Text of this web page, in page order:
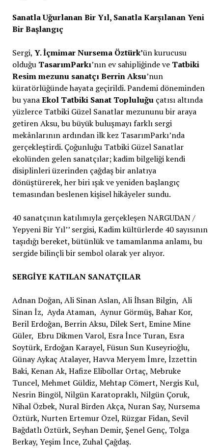
Sanatla Uğurlanan Bir Yıl, Sanatla Karşılanan Yeni
Bir Başlangıç
Sergi, Y. İçmimar Nursema Öztürk’ün kurucusu
olduğu TasarımParkı’nın ev sahipliğinde ve Tatbiki
Resim mezunu sanatçı Berrin Aksu’nun
küratörlüğünde hayata geçirildi. Pandemi döneminden
bu yanaEkol Tatbiki Sanat Topluluğuçatısı altında
yüzlerce Tatbiki Güzel Sanatlar mezununu bir araya
getiren Aksu, bu büyük buluşmayı farklı sergi
mekânlarının ardından ilk kez TasarımParkı’nda
gerçekleştirdi. Çoğunluğu Tatbiki Güzel Sanatlar
ekolünden gelen sanatçılar; kadim bilgeliği kendi
disiplinleri üzerinden çağdaş bir anlatıya
dönüştürerek, her biri ışık ve yeniden başlangıç
temasından beslenen kişisel hikâyeler sundu.
40 sanatçının katılımıyla gerçekleşen NARGUDAN /
Yepyeni Bir Yıl’’ sergisi, Kadim kültürlerde 40 sayısının
taşıdığı bereket, bütünlük ve tamamlanma anlamı, bu
sergide bilinçli bir sembol olarak yer alıyor.
SERGİYE KATILAN SANATÇILAR
Adnan Doğan, Ali Sinan Aslan, Ali İhsan Bilgin, Ali
Sinan İz, Ayda Ataman, Aynur Görmüş, Bahar Kor,
Beril Erdoğan, Berrin Aksu, Dilek Sert, Emine Mine
Güler, Ebru Dikmen Varol, Esra İnce Turan, Esra
Soytürk, Erdoğan Karayel, Füsun Sun Kuseyrioğlu,
Günay Aykaç Atalayer, Havva Meryem İmre, İzzettin
Baki, Kenan Ak, Hafize Elibollar Ortaç, Mebruke
Tuncel, Mehmet Güldiz, Mehtap Cömert, Nergis Kul,
Nesrin Bingöl, Nilgün Karatopraklı, Nilgün Çoruk,
Nihal Özbek, Nural Birden Akça, Nuran Say, Nursema
Öztürk, Nurten Ertemur Özel, Rüzgar Fidan, Sevil
Bağdatlı Öztürk, Seyhan Demir, Şenel Genç, Tolga
Berkay, Yeşim İnce, Zuhal Çağdaş.